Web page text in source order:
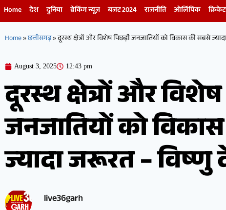
Home देश दुनिया ब्रेकिंग न्यूज़ बजट 2024 राजनीति ओलिंपिक
Home»छत्तीसगढ़»दूरस्थ क्षेत्रों और विशेष पिछड़ी जनजातियों को विकास की सबसे
August 3, 2025 12:43 pm
दूरस्थ क्षेत्रों और
जनजातियों को
ज्यादा जरूरत – विष्णु
live36garh